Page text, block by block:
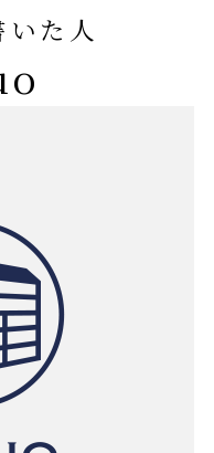
た人